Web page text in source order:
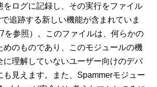
をログに記録し、その実行をファイル
追跡する新しい機能が含まれていま
を参照）。このファイルは、何らかの
めのものであり、このモジュールの機
に理解していないユーザー向けのデバ
も見えます。また、Spammerモジュー